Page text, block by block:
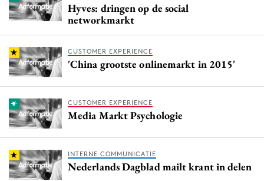
Hyves: dringen op de social
networkmarkt
CUSTOMER EXPERIENCE
'China grootste onlinemarkt in 2015'
CUSTOMER EXPERIENCE
Media Markt Psychologie
INTERNE COMMUNICATIE
Nederlands Dagblad mailt krant in delen